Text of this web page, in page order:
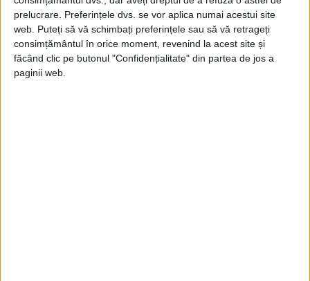
prelucrare. Preferințele dvs. se vor aplica numai acestui site
web. Puteți să vă schimbați preferințele sau să vă retrageți
consimțământul în orice moment, revenind la acest site și
făcând clic pe butonul "Confidențialitate" din partea de jos a
paginii web.